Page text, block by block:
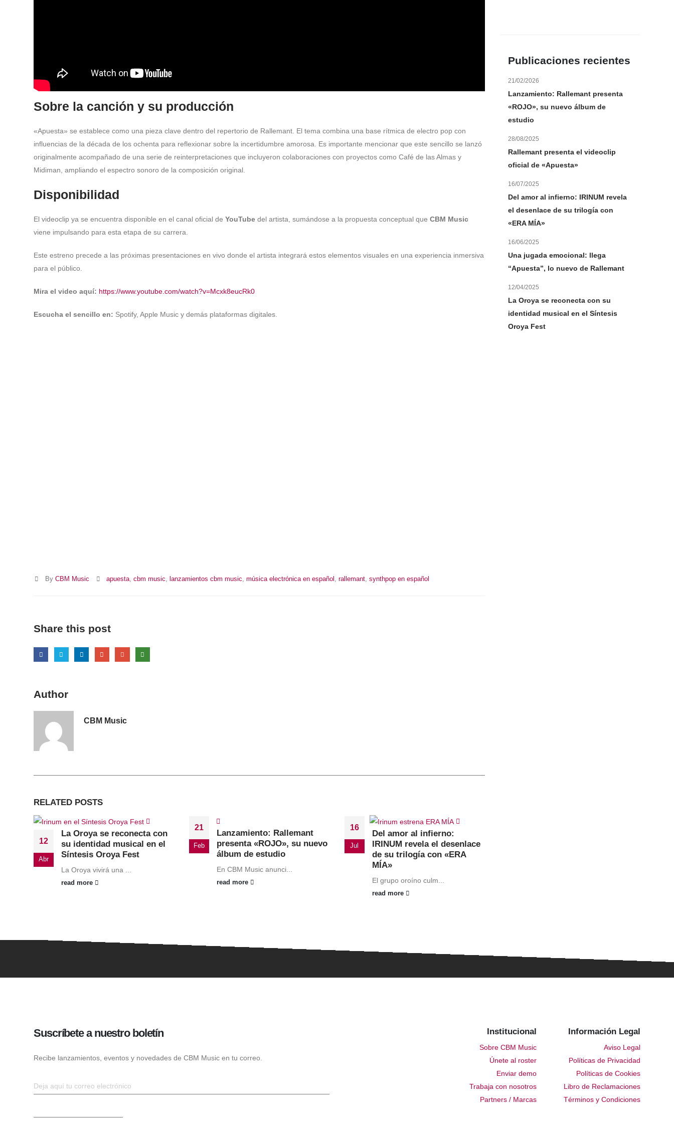
Sobre la canción y su producción
«Apuesta» se establece como una pieza clave dentro del repertorio de Rallemant. El tema combina una base rítmica de electro pop con
influencias de la década de los ochenta para reflexionar sobre la incertidumbre amorosa. Es importante mencionar que este sencillo se lanzó
originalmente acompañado de una serie de reinterpretaciones que incluyeron colaboraciones con proyectos como Café de las Almas y
Midiman, ampliando el espectro sonoro de la composición original.
Disponibilidad
El videoclip ya se encuentra disponible en el canal oficial de YouTube del artista, sumándose a la propuesta conceptual que CBM Music
viene impulsando para esta etapa de su carrera.
Este estreno precede a las próximas presentaciones en vivo donde el artista integrará estos elementos visuales en una experiencia inmersiva
para el público.
Mira el video aquí: https://www.youtube.com/watch?v=Mcxk8eucRk0
Escucha el sencillo en: Spotify, Apple Music y demás plataformas digitales.
By CBM Music apuesta,cbm music, lanzamientos cbm music,música electrónica en español ,rallemant,synthpop en español
Share this post
Author
CBM Music
RELATED POSTS
12
Abr
La Oroya se reconecta con
su identidad musical en el
Síntesis Oroya Fest
La Oroya vivirá una ...
read more
21
Feb
Lanzamiento: Rallemant
presenta «ROJO», su nuevo
álbum de estudio
En CBM Music anunci...
read more
16
Jul
Del amor al infierno:
IRINUM revela el desenlace
de su trilogía con «ERA
MÍA»
El grupo oroíno culm...
read more
Publicaciones recientes
Lanzamiento: Rallemant presenta
«ROJO», su nuevo álbum de
estudio
21/02/2026
Rallemant presenta el videoclip
oficial de «Apuesta»
28/08/2025
Del amor al infierno: IRINUM revela
el desenlace de su trilogía con
«ERA MÍA»
16/07/2025
Una jugada emocional: llega
“Apuesta”, lo nuevo de Rallemant
16/06/2025
La Oroya se reconecta con su
identidad musical en el Síntesis
Oroya Fest
12/04/2025
Suscríbete a nuestro boletín
Recibe lanzamientos, eventos y novedades de CBM Music en tu correo.
Institucional
Sobre CBM Music
Únete al roster
Enviar demo
Trabaja con nosotros
Partners / Marcas
Información Legal
Aviso Legal
Políticas de Privacidad
Políticas de Cookies
Libro de Reclamaciones
Términos y Condiciones